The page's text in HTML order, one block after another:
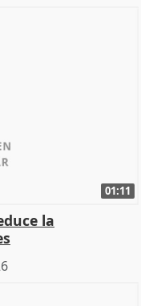
01:11
la